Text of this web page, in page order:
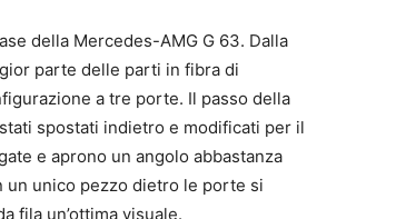
della Mercedes-AMG G 63. Dalla
parte delle parti in fibra di
a tre porte. Il passo della
spostati indietro e modificati per il
e aprono un angolo abbastanza
un unico pezzo dietro le porte si
fila un’ottima visuale.